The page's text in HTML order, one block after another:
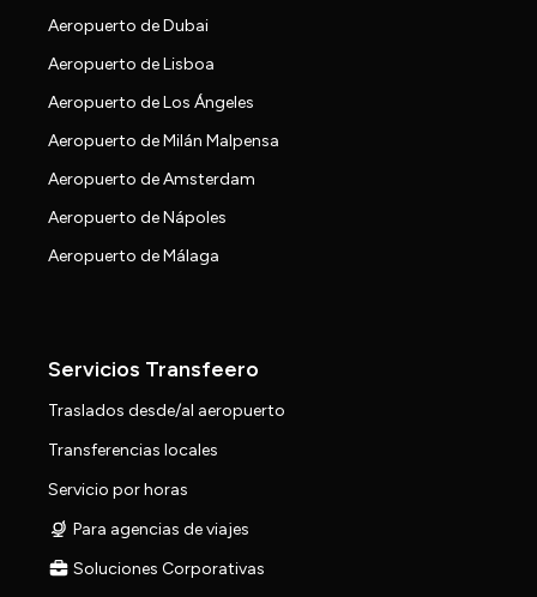
Aeropuerto de Dubai
Aeropuerto de Lisboa
Aeropuerto de Los Ángeles
Aeropuerto de Milán Malpensa
Aeropuerto de Amsterdam
Aeropuerto de Nápoles
Aeropuerto de Málaga
Servicios Transfeero
Traslados desde/al aeropuerto
Transferencias locales
Servicio por horas
Para agencias de viajes
Soluciones Corporativas